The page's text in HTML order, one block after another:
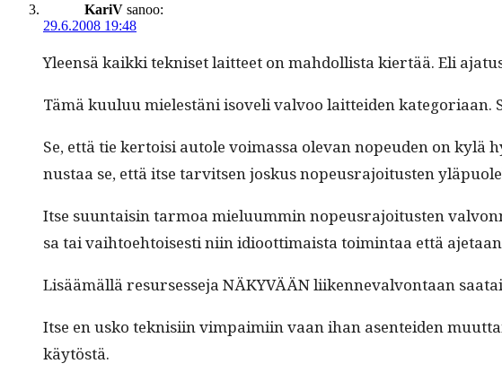
KariV sanoo:
29.6.2008 19:48
Yleen­sä kaik­ki tekniset lait­teet on mah­dol­lista kiertää. Eli
Tämä kuu­luu mielestäni isoveli valvoo lait­tei­den
Se, että tie ker­toisi autole voimas­sa ole­van nopeu­den on
nus­taa se, että itse tarvit­sen joskus nopeusra­joi­tusten
Itse suun­taisin tar­moa mielu­um­min nopeusra­joi­tusten
sa tai vai­h­toe­htois­es­ti niin idioot­ti­maista toim­intaa että
Lisäämäl­lä resurs­esse­ja NÄKYVÄÄN liiken­nevalvon­taan
Itse en usko teknisi­in vim­paimi­in vaan ihan asen­tei­den
käytöstä.